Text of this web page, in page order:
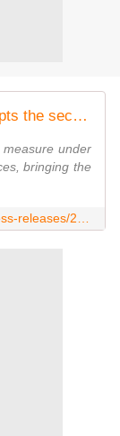
European Peace Facility: Council adopts the second assistance measure in support of the Egyptian Armed Forces
under
bringing the